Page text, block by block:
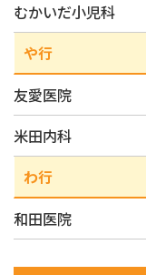
むかいだ小児科
や行
友愛医院
米田内科
わ行
和田医院